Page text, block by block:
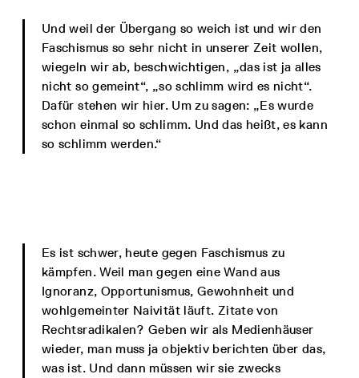
Und weil der Übergang so weich ist und wir den
Faschismus so sehr nicht in unserer Zeit wollen,
wiegeln wir ab, beschwichtigen, „das ist ja alles
nicht so gemeint“, „so schlimm wird es nicht“.
Dafür stehen wir hier. Um zu sagen: „Es wurde
schon einmal so schlimm. Und das heißt, es kann
so schlimm werden.“
Es ist schwer, heute gegen Faschismus zu
kämpfen. Weil man gegen eine Wand aus
Ignoranz, Opportunismus, Gewohnheit und
wohlgemeinter Naivität läuft. Zitate von
Rechtsradikalen? Geben wir als Medienhäuser
wieder, man muss ja objektiv berichten über das,
was ist. Und dann müssen wir sie zwecks